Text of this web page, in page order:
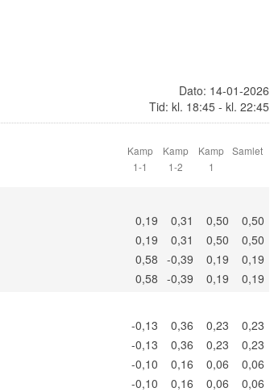
Dato: 14-01-2026
Tid: kl. 18:45 - kl. 22:45
Kamp
1-1
Kamp
1-2
Kamp
1
Samlet
0,19 0,31 0,50
0,50
0,19 0,31 0,50
0,50
0,58 -0,39 0,19
0,19
0,58 -0,39 0,19
0,19
-0,13 0,36 0,23
0,23
-0,13 0,36 0,23
0,23
-0,10 0,16 0,06
0,06
-0,10 0,16 0,06
0,06